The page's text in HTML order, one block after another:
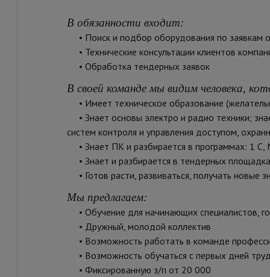
В обязанности входит:
• Поиск и подбор оборудования по заявкам
• Технические консультации клиентов
• Обработка тендерных заявок
В своей команде мы видим человека,
• Имеет техническое образование
• Знает основы электро и радио техники;
систем контроля и управления доступом,
• Знает ПК и разбирается в программах: 1
• Знает и разбирается в тендерных
• Готов расти, развиваться, получать новые
Мы предлагаем:
• Обучение для начинающих специалистов,
• Дружный, молодой коллектив
• Возможность работать в команде
• Возможность обучаться с первых дней
• Фиксированную з/п от 20 000